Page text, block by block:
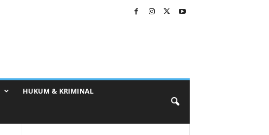
HUKUM & KRIMINAL